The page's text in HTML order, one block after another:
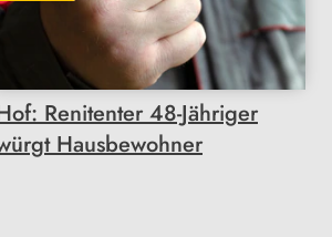
Renitenter 48-Jähriger
Hausbewohner